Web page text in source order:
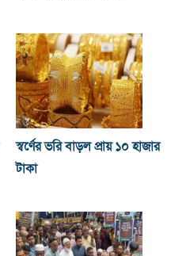
স্বর্ণের ভরি বাড়ল প্রায় ১০ হাজার
টাকা